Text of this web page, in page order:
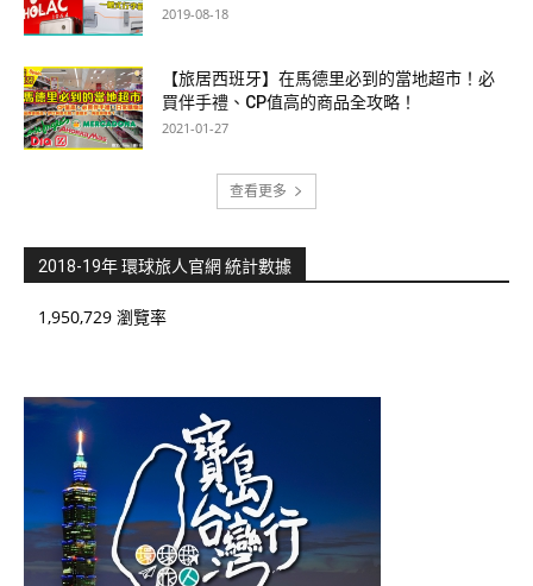
2019-08-18
【旅居西班牙】在馬德里必到的當地超市！必
買伴手禮、CP值高的商品全攻略！
2021-01-27
查看更多
2018-19年 環球旅人官網 統計數據
1,950,729 瀏覽率